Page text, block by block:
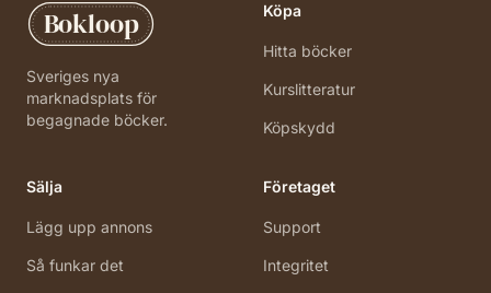
Bokloop
Sveriges nya
marknadsplats för
begagnade böcker.
Köpa
Hitta böcker
Kurslitteratur
Köpskydd
Sälja
Lägg upp annons
Så funkar det
Företaget
Support
Integritet